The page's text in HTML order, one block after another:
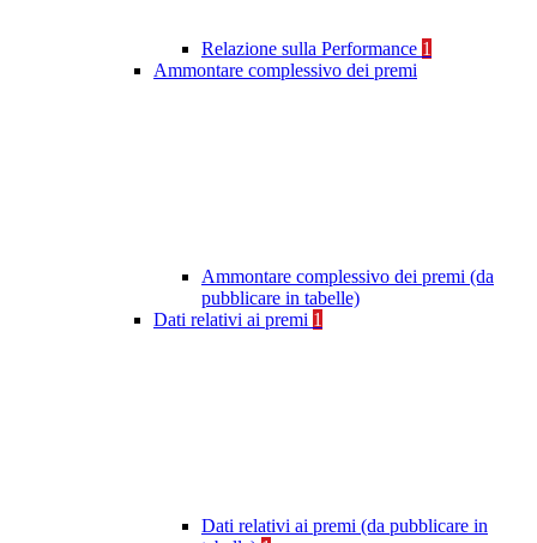
Relazione sulla Performance 1
Ammontare complessivo dei premi
Ammontare complessivo dei premi (da
pubblicare in tabelle)
Dati relativi ai premi 1
Dati relativi ai premi (da pubblicare in